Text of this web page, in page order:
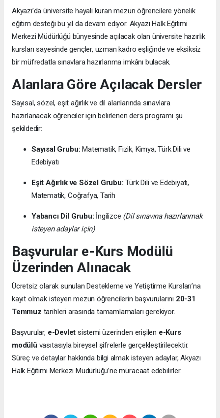
Akyazı’da üniversite hayali kuran mezun öğrencilere yönelik
eğitim desteği bu yıl da devam ediyor. Akyazı Halk Eğitimi
Merkezi Müdürlüğü bünyesinde açılacak olan üniversite hazırlık
kursları sayesinde gençler, uzman kadro eşliğinde ve eksiksiz
bir müfredatla sınavlara hazırlanma imkânı bulacak.
Alanlara Göre Açılacak Dersler
Sayısal, sözel, eşit ağırlık ve dil alanlarında sınavlara
hazırlanacak öğrenciler için belirlenen ders programı şu
şekildedir:
Sayısal Grubu: Matematik, Fizik, Kimya, Türk Dili ve
Edebiyatı
Eşit Ağırlık ve Sözel Grubu: Türk Dili ve Edebiyatı,
Matematik, Coğrafya, Tarih
Yabancı Dil Grubu: İngilizce (Dil sınavına hazırlanmak
isteyen adaylar için)
Başvurular e-Kurs Modülü
Üzerinden Alınacak
Ücretsiz olarak sunulan Destekleme ve Yetiştirme Kursları’na
kayıt olmak isteyen mezun öğrencilerin başvurularını 20-31
Temmuz tarihleri arasında tamamlamaları gerekiyor.
Başvurular, e-Devlet sistemi üzerinden erişilen e-Kurs
modülü vasıtasıyla bireysel şifrelerle gerçekleştirilecektir.
Süreç ve detaylar hakkında bilgi almak isteyen adaylar, Akyazı
Halk Eğitimi Merkezi Müdürlüğü’ne müracaat edebilirler.